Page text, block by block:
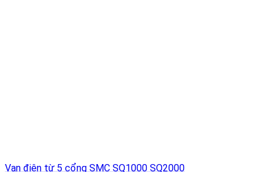
Van điện từ 5 cổng SMC SQ1000 SQ2000